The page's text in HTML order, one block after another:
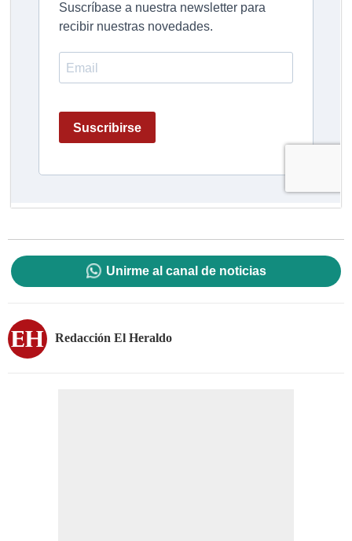
Unirme al canal de noticias
Redacción El Heraldo